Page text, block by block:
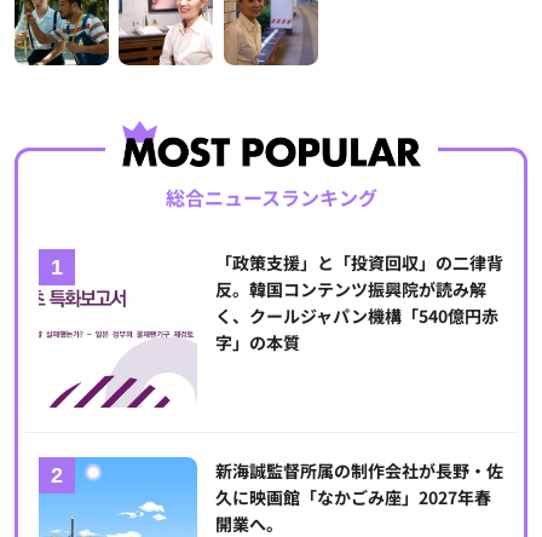
総合ニュースランキング
「政策支援」と「投資回収」の二律背
反。韓国コンテンツ振興院が読み解
く、クールジャパン機構「540億円赤
字」の本質
新海誠監督所属の制作会社が長野・佐
久に映画館「なかごみ座」2027年春
開業へ。